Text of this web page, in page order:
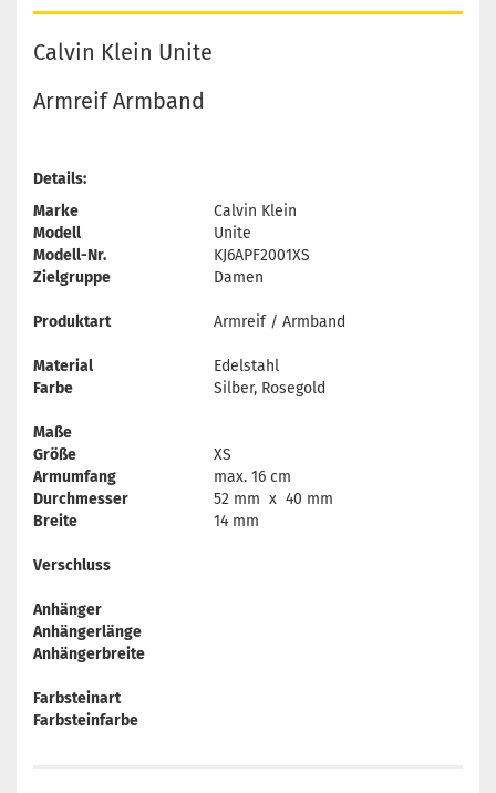
Calvin Klein Unite
Armreif Armband
Details:
Marke
Calvin Klein
Modell
Unite
Modell-Nr.
KJ6APF2001XS
Zielgruppe
Damen
Produktart Armreif / Armband
Material
Edelstahl
Farbe
Silber, Rosegold
Maße
Größe
XS
Armumfang
max. 16 cm
Durchmesser
52 mm x 40 mm
Breite
14 mm
Verschluss
Anhänger
Anhängerlänge
Anhängerbreite
Farbsteinart
Farbsteinfarbe